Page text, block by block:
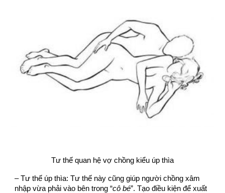
Tư thế quan hệ vợ chồng kiểu úp thìa
– Tư thế úp thìa: Tư thế này cũng giúp người chồng xâm
nhập vừa phải vào bên trong “cô bé”. Tạo điều kiện để xuất